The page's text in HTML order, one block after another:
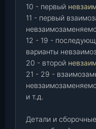
10 - первый
11 - первый
12 - 19 -
варианты
20 - второй
21 - 29 -
и т.д.
Детали и